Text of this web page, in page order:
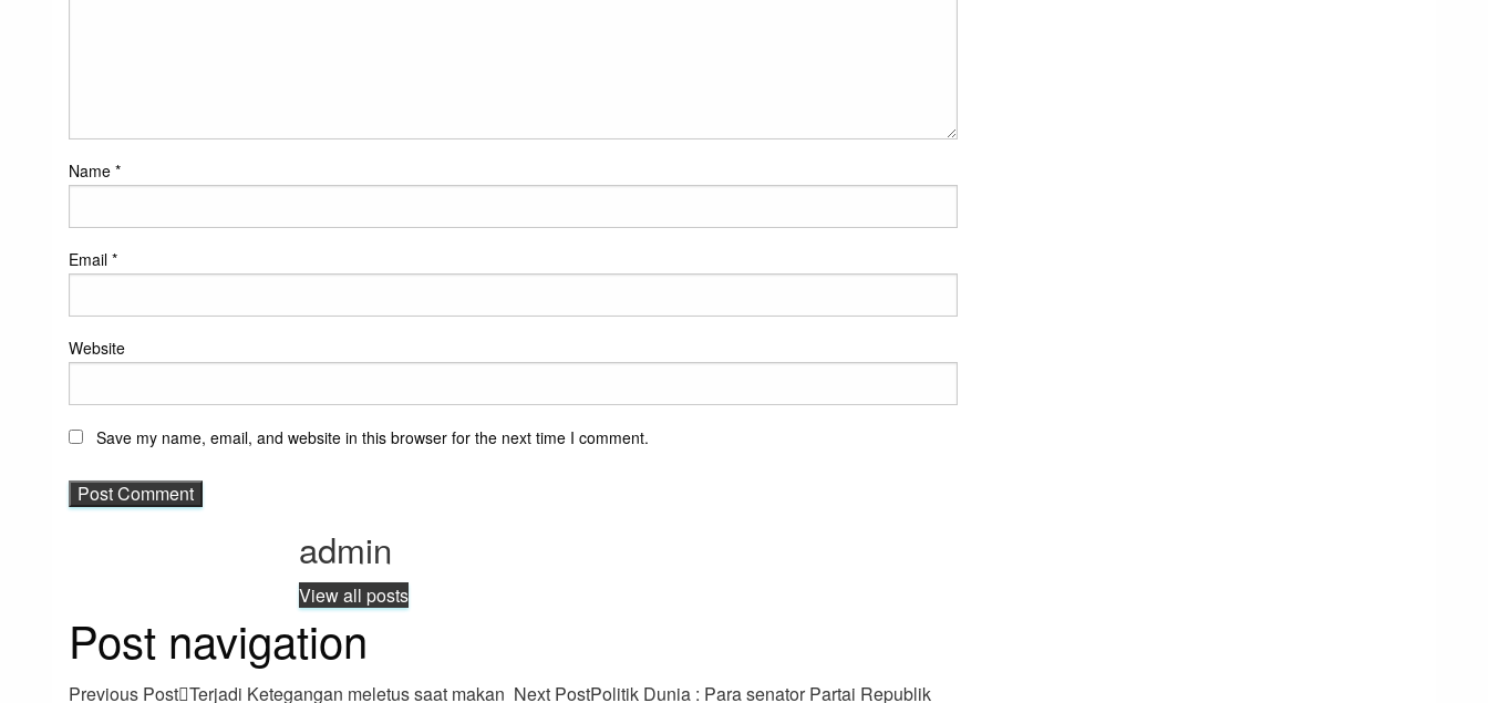
Name *
Email *
Website
Save my name, email, and website in this browser for the next time I comment.
admin
View all posts
Post navigation
Previous Post Terjadi Ketegangan meletus saat makan Next PostPolitik Dunia : Para senator Partai Republik